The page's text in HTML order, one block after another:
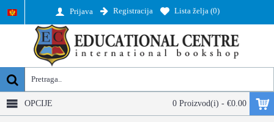
Prijava Registracija Lista želja (0)
0 Proizvod(i) - €0.00
OPCIJE